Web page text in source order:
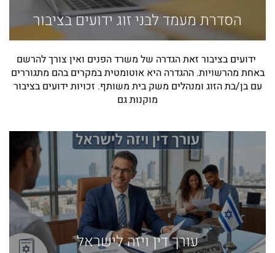
הסדרת מעמד לבני זוג ידועים בציבור
ידועים בציבור זאת הגדרה של משרד הפנים ואין צורך להרשם
באחת מהרשויות. ההגדרה היא אוטומטית במקרים בהם מתגוררים
עם בן/בת הזוג ומנהלים משק בית משותף. זכויות ידועים בציבור
מוקנות גם
עורך דין ויזה לישראל